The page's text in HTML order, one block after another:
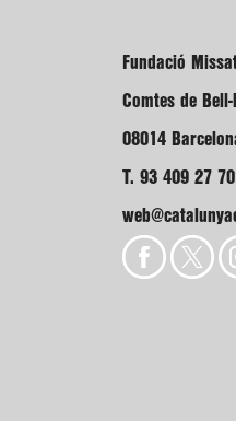
Fundació
Comtes de
08014
T. 93 409 27